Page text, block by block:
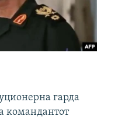
гарда
командантот